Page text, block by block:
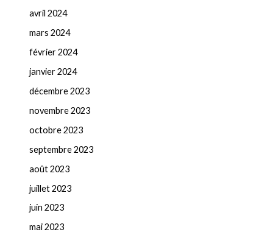
avril 2024
mars 2024
février 2024
janvier 2024
décembre 2023
novembre 2023
octobre 2023
septembre 2023
août 2023
juillet 2023
juin 2023
mai 2023